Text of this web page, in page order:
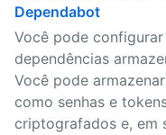
Dependabot
Você pode
dependências
Você pode
como senhas e
criptografados e, em